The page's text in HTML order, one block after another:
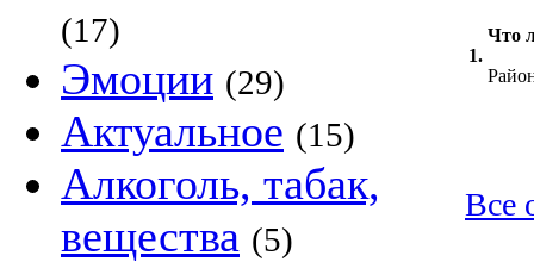
(17)
Эмоции (29)
Актуальное (15)
Алкоголь, табак,
вещества (5)
1.
Что
Все